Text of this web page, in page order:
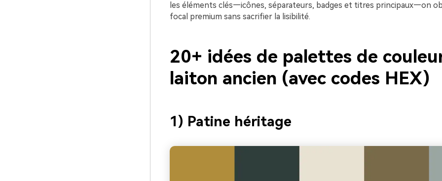
les éléments clés—icônes, séparateurs, badges et titres principaux—on
focal premium sans sacrifier la lisibilité.
20+ idées de palettes de
laiton ancien (avec codes HEX)
1) Patine héritage